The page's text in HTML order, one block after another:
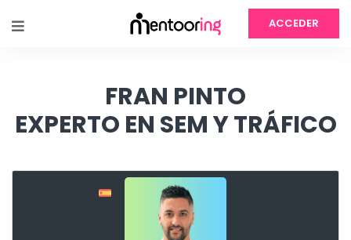
ACCEDER
FRAN PINTO
EXPERTO EN SEM Y TRÁFICO